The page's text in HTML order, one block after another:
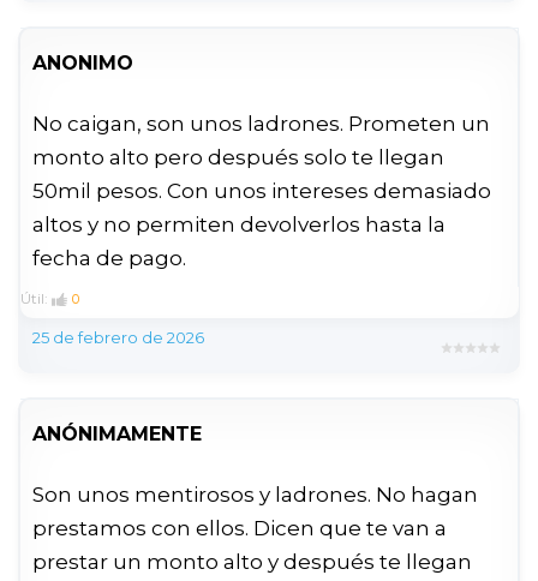
ANONIMO
No caigan, son unos ladrones. Prometen un
monto alto pero después solo te llegan
50mil pesos. Con unos intereses demasiado
altos y no permiten devolverlos hasta la
fecha de pago.
Útil: 0
25 de febrero de 2026
ANÓNIMAMENTE
Son unos mentirosos y ladrones. No hagan
prestamos con ellos. Dicen que te van a
prestar un monto alto y después te llegan